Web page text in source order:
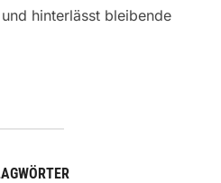
hinterlässt bleibende